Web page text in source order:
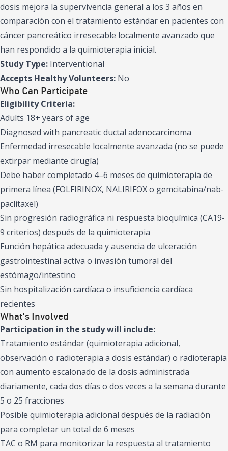
dosis mejora la supervivencia general a los 3 años en
comparación con el tratamiento estándar en pacientes con
cáncer pancreático irresecable localmente avanzado que
han respondido a la quimioterapia inicial.
Study Type: Interventional
Accepts Healthy Volunteers: No
Who Can Participate
Eligibility Criteria:
Adults 18+ years of age
Diagnosed with pancreatic ductal adenocarcinoma
Enfermedad irresecable localmente avanzada (no se puede
extirpar mediante cirugía)
Debe haber completado 4–6 meses de quimioterapia de
primera línea (FOLFIRINOX, NALIRIFOX o gemcitabina/nab-
paclitaxel)
Sin progresión radiográfica ni respuesta bioquímica (CA19-
9 criterios) después de la quimioterapia
Función hepática adecuada y ausencia de ulceración
gastrointestinal activa o invasión tumoral del
estómago/intestino
Sin hospitalización cardíaca o insuficiencia cardíaca
recientes
What's Involved
Participation in the study will include:
Tratamiento estándar (quimioterapia adicional,
observación o radioterapia a dosis estándar) o radioterapia
con aumento escalonado de la dosis administrada
diariamente, cada dos días o dos veces a la semana durante
5 o 25 fracciones
Posible quimioterapia adicional después de la radiación
para completar un total de 6 meses
TAC o RM para monitorizar la respuesta al tratamiento